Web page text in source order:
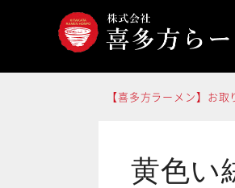
【喜多方ラーメン】お
黄色い